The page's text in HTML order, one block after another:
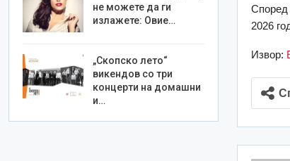
Според
2026
Извор:
не можете да ги
излажете: Овие…
„Скопско лето“
викендов со три
концерти на домашни
и…